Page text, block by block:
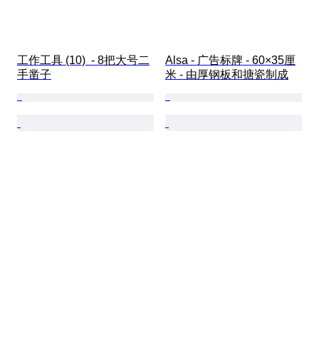
工作工具 (10)  - 8把大号二
手凿子
Alsa - 广告标牌 - 60×35厘
米 - 由厚钢板和搪瓷制成